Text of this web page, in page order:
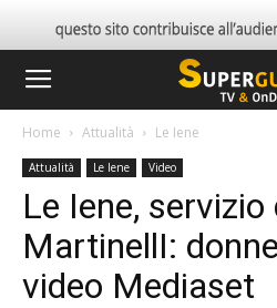
Home Attualità Le Iene
Attualità Le Iene Video
Le Iene, servizio
MartinellI:
video Mediaset